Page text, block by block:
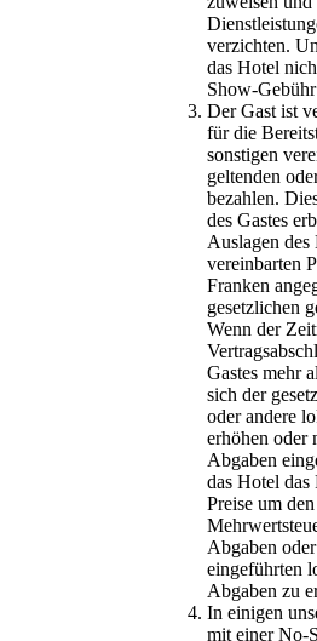
verzichten.
das Hotel
Show-
Der Gast ist
für die
sonstigen
geltenden
bezahlen.
des Gastes
Auslagen
vereinbarten
Franken
gesetzlichen
Wenn der
Gastes mehr
sich der
oder andere
erhöhen oder
Abgaben
das Hotel das
Preise um
Abgaben
eingeführten
Abgaben zu
In einigen
mit einer No-